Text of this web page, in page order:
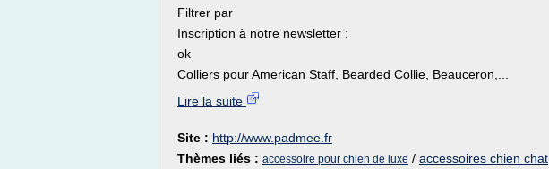
Filtrer par
Inscription à notre newsletter :
ok
Colliers pour American Staff, Bearded Collie, Beauceron,...
Lire la suite
Site : http://www.padmee.fr
Thèmes liés : accessoire pour chien de luxe / accessoires chien chat